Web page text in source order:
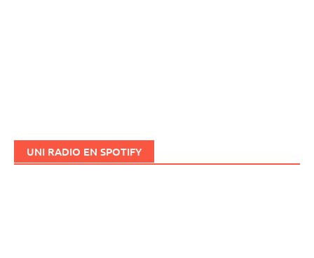
UNI RADIO EN SPOTIFY